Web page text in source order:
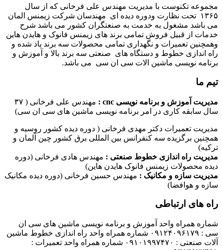
مجموعه تکنوست با مدیریت مهندس علی فرخانی که از سال
۱۳۶۵ تحت نظارت ودوره دیده ای مهندسان شرکت زیمنس المان
می باشد مشغول به خدمت به صنعتگران کشور می باشد شرح
خدمات از قبیل فروش تمامی برند های زیمنس فانوک و هایدن هاین
وهمچنین تعمیرات و نگهداری تمامی محصولات سه برند یاد شده و
راه اندازی خطوط و دستگاه های صنعتی سه برند بالا و آموزش و
برنامه نویسی ماشین الات سی ان سی می باشد.
تیم ما
مدیریت آموزش و برنامه نویسی cnc :
مهندس علی فرخانی ( ۳۷
سال سابقه کاری در امر برنامه نویسی ماشین های سی ان سی)
مدیریت تعمیرات دکتر مهدی فرخانی ( دوره دیده کشور روسیه و
همچنین برگزیده سه کنفرانس بین المللی برق کشور چین آلمان و
ترکیه)
مدیریت راه اندازی خطوط صنعتی : مهندس هادی فرخانی (دوره
دیده محصولات زیمنس فانوک هایدن هاین)
مدیریت سازه و مکانیک : مهندس حسین فرخانی (دوره دیده مکانیک
سازه و هوافضا)
راه های ارتباطی
شماره همراه واحد آموزش و برنامه نویسی ماشین های سی ان
سی : ۰۹۱۲۴۰۹۶۱۷۹ شماره همراه واحد راه اندازی خطوط ماشین
آلات صنعتی : ۰۹۱۰۱۹۹۷۴۷۰ شماره همراه واحد تعمیرات :